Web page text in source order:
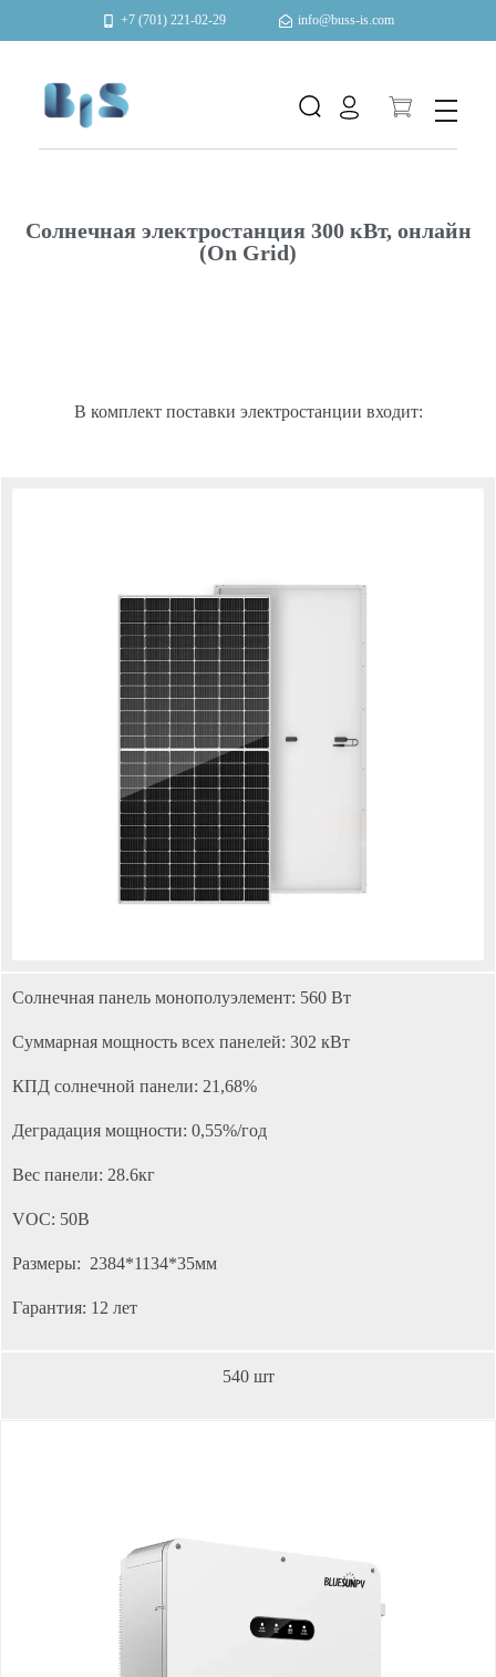
+7 (701) 221-02-29 info@buss-is.com
Автоматизация и энергоэффективность
Солнечная электростанция 300 кВт, онлайн
(On Grid)
В комплект поставки электростанции входит:
Солнечная панель монополуэлемент: 560 Вт
Суммарная мощность всех панелей: 302 кВт
КПД солнечной панели: 21,68%
Деградация мощности: 0,55%/год
Вес панели: 28.6кг
VOC: 50В
Размеры: 2384*1134*35мм
Гарантия: 12 лет
540 шт